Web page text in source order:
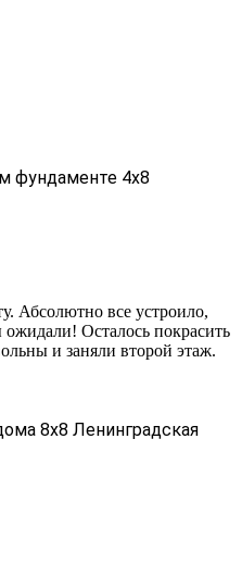
фундаменте 4х8
Абсолютно все устроило,
Осталось покрасить
и заняли второй этаж.
8х8 Ленинградская